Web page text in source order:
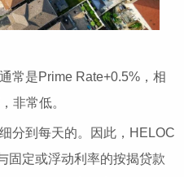
常是Prime Rate+0.5%，相
非常低。
分到每天的。因此，HELOC
固定或浮动利率的按揭贷款